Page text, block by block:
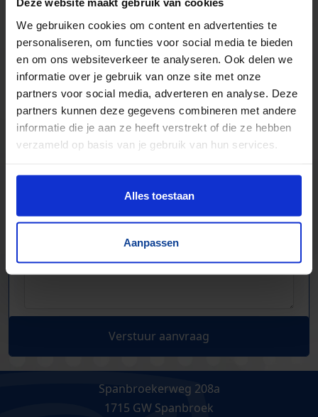
We gebruiken cookies om content en advertenties te
personaliseren, om functies voor social media te bieden
en om ons websiteverkeer te analyseren. Ook delen we
informatie over je gebruik van onze site met onze
partners voor social media, adverteren en analyse. Deze
partners kunnen deze gegevens combineren met andere
informatie die je aan ze heeft verstrekt of die ze hebben
verzameld op basis van je gebruik van hun services.
Alles toestaan
Aanpassen
Verstuur aanvraag
Spanbroekerweg 208a
1715 GW Spanbroek